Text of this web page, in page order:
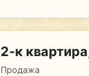
2-к
Продажа